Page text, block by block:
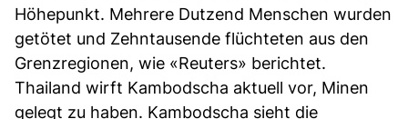
Höhepunkt. Mehrere Dutzend Menschen wurden
getötet und Zehntausende flüchteten aus den
Grenzregionen, wie «Reuters» berichtet.
Thailand wirft Kambodscha aktuell vor, Minen
gelegt zu haben. Kambodscha sieht die